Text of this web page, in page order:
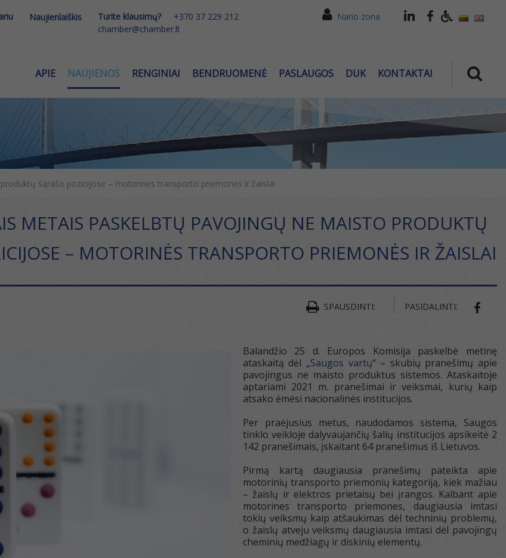
Naujienlaiškis Turite klausimų?
+370 37 229 212
chamber@chamber.lt
Nario zona
APIE NAUJIENOS RENGINIAI BENDRUOMENĖ PASLAUGOS DUK KONTAKTAI
sąrašo pozicijose – motorinės transporto priemonės ir žaislai
METAIS PASKELBTŲ PAVOJINGŲ NE MAISTO PRODUKTŲ
– MOTORINĖS TRANSPORTO PRIEMONĖS IR ŽAISLAI
SPAUSDINTI: PASIDALINTI:
Balandžio 25 d. Europos Komisija paskelbė metinę
ataskaitą dėl „Saugos vartų“ – skubių pranešimų apie
pavojingus ne maisto produktus sistemos. Ataskaitoje
aptariami 2021 m. pranešimai ir veiksmai, kurių kaip
atsako ėmėsi nacionalinės institucijos.
Per praėjusius metus, naudodamos sistema, Saugos
tinklo veikloje dalyvaujančių šalių institucijos apsikeitė 2
142 pranešimais, įskaitant 64 pranešimus iš Lietuvos.
Pirmą kartą daugiausia pranešimų pateikta apie
motorinių transporto priemonių kategoriją, kiek mažiau
– žaislų ir elektros prietaisų bei įrangos. Kalbant apie
motorines transporto priemones, daugiausia imtasi
tokių veiksmų kaip atšaukimas dėl techninių problemų,
o žaislų atveju veiksmų daugiausia imtasi dėl pavojingų
cheminių medžiagų ir diskinių elementų.